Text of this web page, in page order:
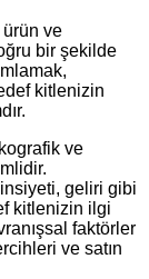
ve
bir şekilde
kitlenizin
ve
geliri gibi
kitlenizin ilgi
faktörler
ve satın